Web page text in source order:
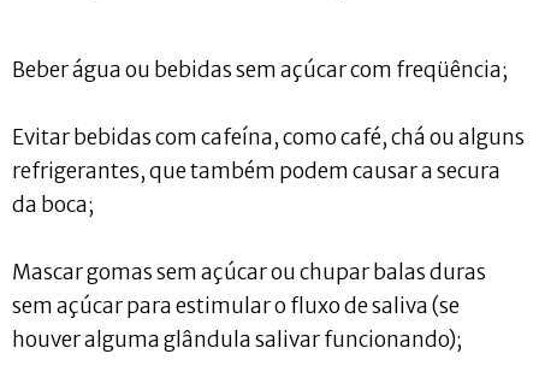
Beber água ou bebidas sem açúcar com freqüência;
Evitar bebidas com cafeína, como café, chá ou alguns
refrigerantes, que também podem causar a secura
da boca;
Mascar gomas sem açúcar ou chupar balas duras
sem açúcar para estimular o fluxo de saliva (se
houver alguma glândula salivar funcionando);